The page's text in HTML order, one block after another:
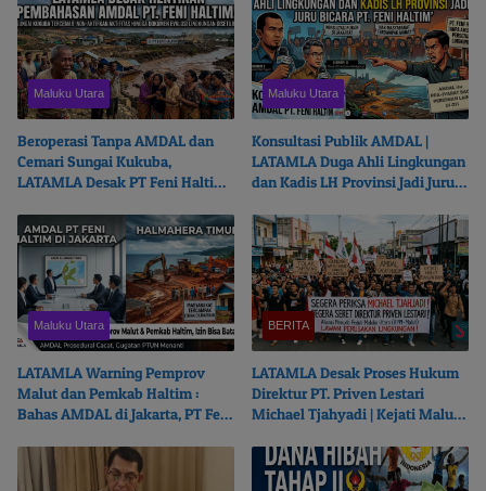
Maluku Utara
Beroperasi Tanpa AMDAL dan
Cemari Sungai Kukuba,
LATAMLA Desak PT Feni Haltim
Maluku Utara
Konsultasi Publik AMDAL |
LATAMLA Duga Ahli Lingkungan
dan Kadis LH Provinsi Jadi Juru
Maluku Utara
LATAMLA Warning Pemprov
Malut dan Pemkab Haltim :
Bahas AMDAL di Jakarta, PT Feni
BERITA
LATAMLA Desak Proses Hukum
Direktur PT. Priven Lestari
Michael Tjahyadi | Kejati Malut